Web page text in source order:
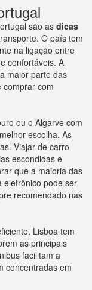
são as dicas
O país tem
na ligação entre
confortáveis. A
maior parte das
comprar com
ou o Algarve com
escolha. As
Viajar de carro
escondidas e
que a maioria das
eletrônico pode ser
recomendado nas
Lisboa tem
as principais
facilitam a
concentradas em